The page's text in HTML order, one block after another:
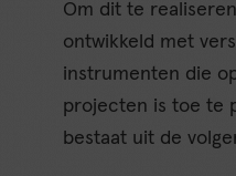
Om dit te
ontwikkeld met
instrumenten die
projecten is toe te
bestaat uit de